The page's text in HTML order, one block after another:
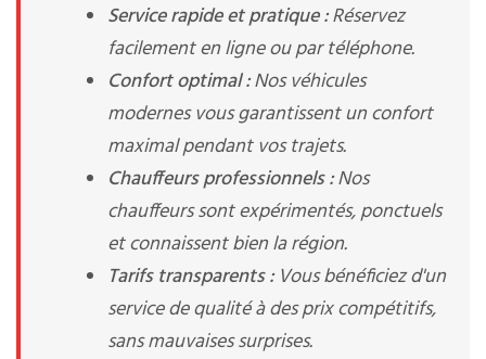
Service rapide et pratique :Réservez
facilement en ligne ou par téléphone.
Confort optimal :Nos véhicules
modernes vous garantissent un confort
maximal pendant vos trajets.
Chauffeurs professionnels :Nos
chauffeurs sont expérimentés, ponctuels
et connaissent bien la région.
Tarifs transparents :Vous bénéficiez d'un
service de qualité à des prix compétitifs,
sans mauvaises surprises.